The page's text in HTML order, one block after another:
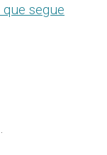
segue